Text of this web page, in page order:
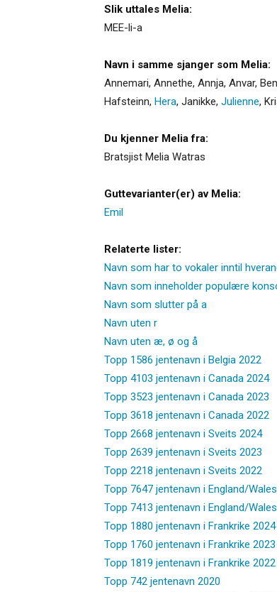
Slik uttales Melia:
MEE-li-a
Navn i samme sjanger som Melia:
Annemari, Annethe, Annja, Anvar,
Hafsteinn, Hera, Janikke, Julienne,
Du kjenner Melia fra:
Bratsjist Melia Watras
Guttevarianter(er) av Melia:
Emil
Relaterte lister:
Navn som har to vokaler inntil
Navn som inneholder populære
Navn som slutter på a
Navn uten r
Navn uten æ, ø og å
Topp 1586 jentenavn i Belgia 2022
Topp 4103 jentenavn i Canada 2024
Topp 3523 jentenavn i Canada 2023
Topp 3618 jentenavn i Canada 2022
Topp 2668 jentenavn i Sveits 2024
Topp 2639 jentenavn i Sveits 2023
Topp 2218 jentenavn i Sveits 2022
Topp 7647 jentenavn i England/
Topp 7413 jentenavn i England/
Topp 1880 jentenavn i Frankrike 2024
Topp 1760 jentenavn i Frankrike 2023
Topp 1819 jentenavn i Frankrike 2022
Topp 742 jentenavn 2020